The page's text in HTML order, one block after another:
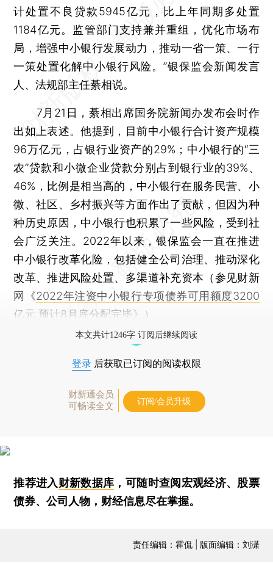
计处置不良贷款5945亿元，比上年同期多处置
1184亿元。监管部门支持兼并重组，优化市场布
局，增强中小银行发展动力，推动一省一策、一行
一策处置化解中小银行风险。”银保监会新闻发言
人、法规部主任綦相说。
7月21日，綦相出席国务院新闻办发布会时作
出如上表述。他提到，目前中小银行合计资产规模
96万亿元，占银行业资产的29%；中小银行的“三
农”贷款和小微企业贷款分别占到银行业的39%、
46%，比例是相当高的，中小银行在服务民营、小
微、社区、乡村振兴等方面作出了贡献，但因为种
种历史原因，中小银行也积累了一些风险，受到社
会广泛关注。2022年以来，银保监会一直在推进
中小银行改革化险，包括健全公司治理、推动深化
改革、推进风险处置、多渠道补充资本（参见财新
网《2022年注资中小银行专项债券可用额度3200
亿元 预计8月底分配完毕》）。
本文共计1246字 订阅后继续阅读
登录 后获取已订阅的阅读权限
财新通会员
可畅读全文
订阅/会员升级
推荐进入财新数据库 ，可随时查阅宏观经济、股票
债券、公司人物，财经信息尽在掌握。
责任编辑：霍侃 | 版面编辑：刘潇